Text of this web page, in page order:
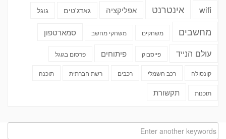
wifi אינטרנט אפליקציה גאדג'טים גוגל
מחשבים משחקים משחקי מחשב סמארטפון
עולם הנייד פייסבוק פיתוחים פרסום בגוגל
קונסולה רכב חשמלי רכבים רשת חברתית תוכנה
תוכנות תקשורת